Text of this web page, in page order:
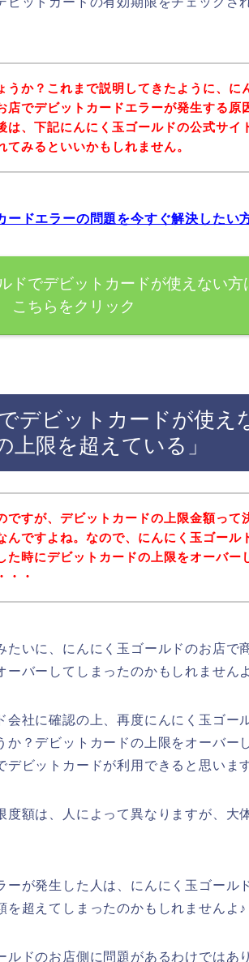
うか？これまで説明してきたように、に
店でデビットカードエラーが発生する原
は、下記にんにく玉ゴールドの公式サイ
てみるといいかもしれません。
ードエラーの問題を今すぐ解決したい
ドでデビットカードが使えない方
こちらをクリック
デビットカードが使え
上限を超えている」
ですが、デビットカードの上限金額って
んですよね。なので、にんにく玉ゴール
た時にデビットカードの上限をオーバー
・・
たいに、にんにく玉ゴールドのお店で
バーしてしまったのかもしれませんよ
会社に確認の上、再度にんにく玉ゴー
？デビットカードの上限をオーバー
ビットカードが利用できると思います
度額は、人によって異なりますが、大
ーが発生した人は、にんにく玉ゴール
超えてしまったのかもしれませんよ♪
ルドのお店側に問題があるわけではあ